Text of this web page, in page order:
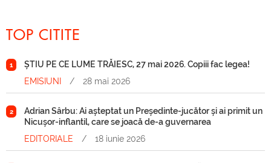
TOP CITITE
1
ȘTIU PE CE LUME TRĂIESC, 27 mai 2026. Copiii fac legea!
EMISIUNI
/ 28 mai 2026
2
Adrian Sârbu: Ai așteptat un Președinte-jucător și ai primit un
Nicușor-inflantil, care se joacă de-a guvernarea
EDITORIALE
/ 18 iunie 2026